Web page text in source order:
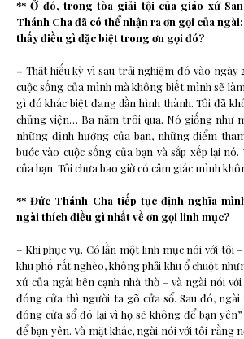
** Ở đó, trong tòa giải tội của giáo xứ San
Thánh Cha đã có thể nhận ra ơn gọi của
thấy điều gì đặc biệt trong ơn gọi đó?
– Thật hiếu kỳ vì sau trải nghiệm đó vào ngày
cuộc sống của mình mà không biết mình sẽ
gì đó khác biệt đang dần hình thành. Tôi đã
chủng viện… Ba năm trôi qua. Nó giống như
những định hướng của bạn, những điểm
bước vào cuộc sống của bạn và sắp xếp lại
của bạn. Tôi chưa bao giờ có cảm giác mình
** Đức Thánh Cha tiếp tục định nghĩa
ngài thích điều gì nhất về ơn gọi linh mục?
– Khi phục vụ. Có lần một linh mục nói với tôi
khu phố rất nghèo, không phải khu ổ chuột
xứ của ngài bên cạnh nhà thờ – và ngài nói
đóng cửa thì người ta gõ cửa sổ. Sau đó, ngài
đóng cửa sổ đó lại vì họ sẽ không để bạn
để bạn yên. Và mặt khác, ngài nói với tôi rằng